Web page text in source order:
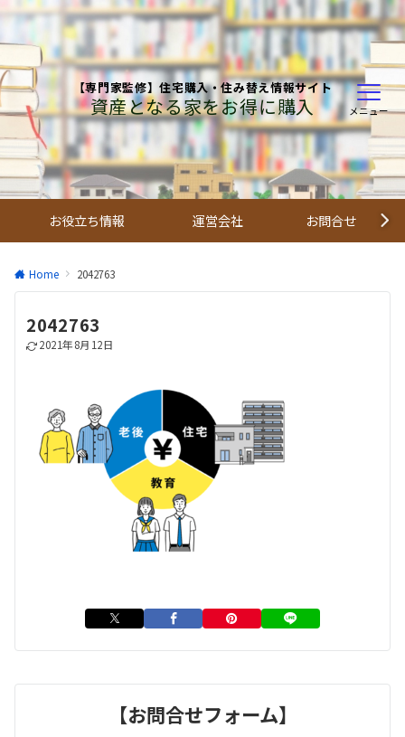
【専門家監修】住宅購入・住み替え情報サイト
資産となる家をお得に購入 メニュー
お役立ち情報 運営会社 お問合せ
Home 2042763
2042763
2021年8月12日
【お問合せフォーム】